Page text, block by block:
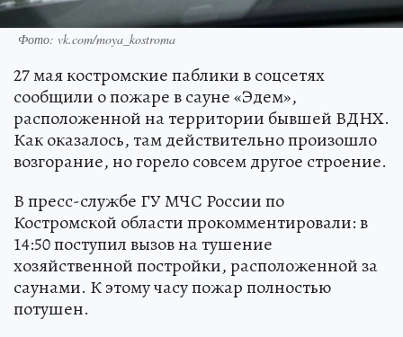
Фото: vk.com/moya_kostroma
27 мая костромские паблики в соцсетях
сообщили о пожаре в сауне «Эдем»,
расположенной на территории бывшей ВДНХ.
Как оказалось, там действительно произошло
возгорание, но горело совсем другое строение.
В пресс-службе ГУ МЧС России по
Костромской области прокомментировали: в
14:50 поступил вызов на тушение
хозяйственной постройки, расположенной за
саунами. К этому часу пожар полностью
потушен.